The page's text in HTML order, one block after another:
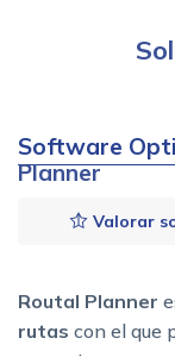
Software
Planner
Valorar
Routal Planner
rutas con el que